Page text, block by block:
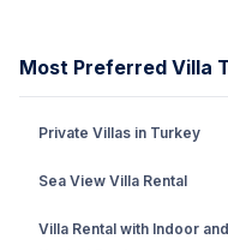
yüzme havuzları,
güneşleme terası,
yemek masası gibi
havuzunda ister
deniz, kum ve güneşin
Most Preferred Villa
Private Villas in Turkey
Sea View Villa Rental
Villa Rental with Indoor and